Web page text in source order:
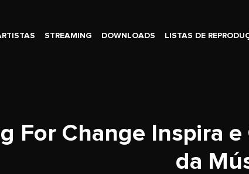
STREAMING DOWNLOADS LISTAS DE
For Change Inspira
da